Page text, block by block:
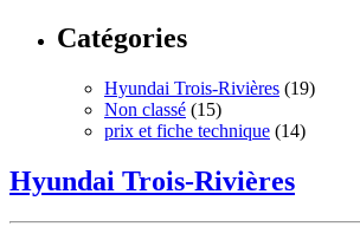
Catégories
Hyundai Trois-Rivières (19)
Non classé (15)
prix et fiche technique (14)
Hyundai Trois-Rivières